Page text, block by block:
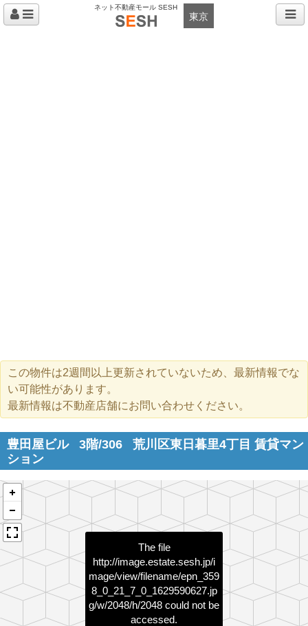
ネット不動産モール SESH
東京
この物件は2週間以上更新されていないため、最新情報でな
い可能性があります。
最新情報は不動産店舗にお問い合わせください。
豊田屋ビル 3階/306
荒川区東日暮里4丁目 賃貸マン
ション
The file
http://image.estate.sesh.jp/i
mage/view/filename/epn_359
8_0_21_7_0_1629590627.jp
g/w/2048/h/2048 could not be
accessed.